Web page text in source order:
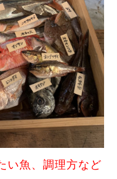
い魚、調理方など